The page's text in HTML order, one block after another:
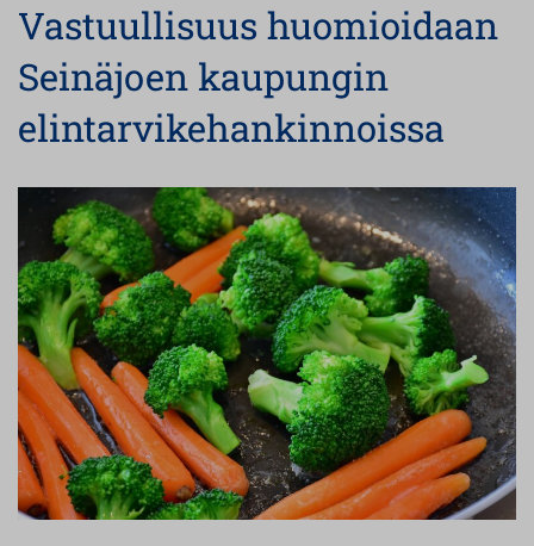
Vastuullisuus huomioidaan
Seinäjoen kaupungin
elintarvikehankinnoissa